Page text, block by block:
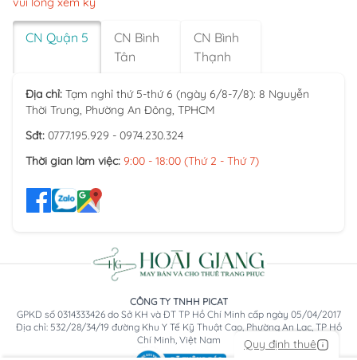
Quy định thuê
CN Quận 5
CN Bình
Tân
CN Bình
Thạnh
Địa chỉ: Tạm nghỉ thứ 5-thứ 6 (ngày 6/8-7/8): 8 Nguyễn
Thời Trung, Phường An Đông, TPHCM
Sđt: 0777.195.929 - 0974.230.324
Thời gian làm việc: 9:00 - 18:00 (Thứ 2 - Thứ 7)
CÔNG TY TNHH PICAT
GPKD số 0314333426 do Sở KH và ĐT TP Hồ Chí Minh cấp ngày 05/04/2017
Địa chỉ: 532/28/34/19 đường Khu Y Tế Kỹ Thuật Cao, Phường An Lạc, TP Hồ
Chí Minh, Việt Nam